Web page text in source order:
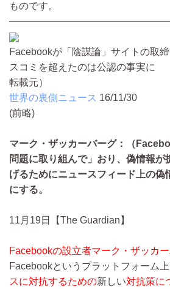
ものです。
Facebookが「陰謀論」サイトの取
スコミを超えたのは公認の事実に
転載元）
世界の裏側ニュース 16/11/30
(前略)
マーク・ザッカーバーグ：（
問題に取り組んで」おり、偽情報が
げるためにニュースフィード上の偽
にする。
11月19日【The Guardian】
Facebookの設立者マーク・ザッカ
Facebookというプラットフォーム上
スに対抗するための新しい対抗策に